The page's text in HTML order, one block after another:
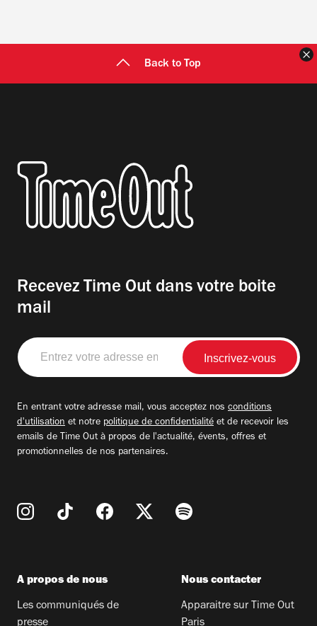
Back to Top
Recevez Time Out dans votre boite
mail
Entrez
votre
adresse
En entrant votre adresse mail, vous acceptez nos conditions
d'utilisation et notre politique de confidentialité et de recevoir les
emails de Time Out à propos de l'actualité, évents, offres et
promotionnelles de nos partenaires.
A propos de nous
Les communiqués de
presse
Nous contacter
Apparaitre sur Time Out
Paris